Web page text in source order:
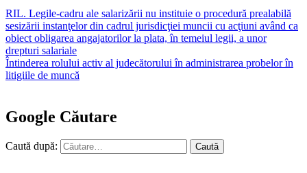
RIL. Legile-cadru ale salarizării nu instituie o procedură prealabilă
sesizării instanţelor din cadrul jurisdicţiei muncii cu acţiuni având ca
obiect obligarea angajatorilor la plata, în temeiul legii, a unor
drepturi salariale
Întinderea rolului activ al judecătorului în administrarea probelor în
litigiile de muncă
Google Căutare
Caută după: